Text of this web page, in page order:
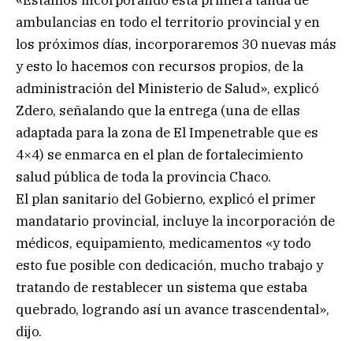
ambulancias en todo el territorio provincial y en
los próximos días, incorporaremos 30 nuevas más
y esto lo hacemos con recursos propios, de la
administración del Ministerio de Salud», explicó
Zdero, señalando que la entrega (una de ellas
adaptada para la zona de El Impenetrable que es
4×4) se enmarca en el plan de fortalecimiento
salud pública de toda la provincia Chaco.
El plan sanitario del Gobierno, explicó el primer
mandatario provincial, incluye la incorporación de
médicos, equipamiento, medicamentos «y todo
esto fue posible con dedicación, mucho trabajo y
tratando de restablecer un sistema que estaba
quebrado, logrando así un avance trascendental»,
dijo.